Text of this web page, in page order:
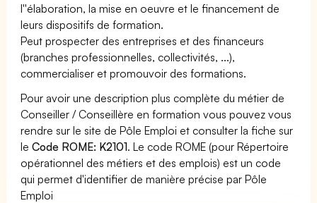
l''élaboration, la mise en oeuvre et le financement de
leurs dispositifs de formation.
Peut prospecter des entreprises et des financeurs
(branches professionnelles, collectivités, ...),
commercialiser et promouvoir des formations.
Pour avoir une description plus complète du métier de
Conseiller / Conseillère en formation vous pouvez vous
rendre sur le site de Pôle Emploi et consulter la fiche sur
leCode ROME: K2101. Le code ROME (pour Répertoire
opérationnel des métiers et des emplois) est un code
qui permet d'identifier de manière précise par Pôle
Emploi